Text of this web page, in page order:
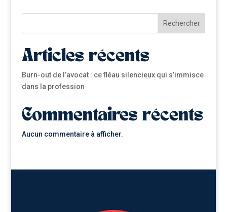
Rechercher
Articles récents
Burn-out de l’avocat : ce fléau silencieux qui s’immisce
dans la profession
Commentaires récents
Aucun commentaire à afficher.